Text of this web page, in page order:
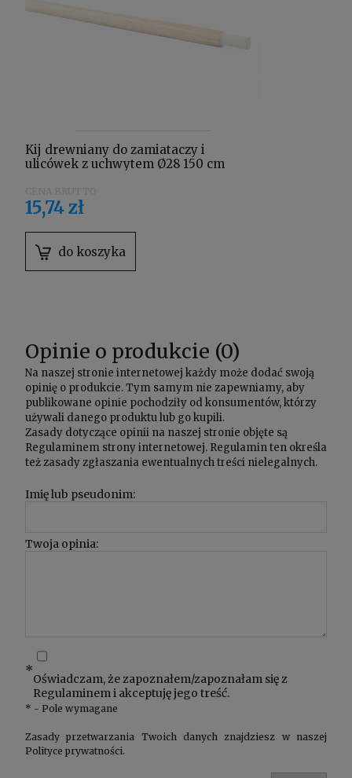
Kij drewniany do zamiataczy i
ulicówek z uchwytem Ø28 150 cm
15,74 zł
do koszyka
Opinie o produkcie (0)
Na naszej stronie internetowej każdy może dodać swoją
opinię o produkcie. Tym samym nie zapewniamy, aby
publikowane opinie pochodziły od konsumentów, którzy
używali danego produktu lub go kupili.
Zasady dotyczące opinii na naszej stronie objęte są
Regulaminem strony internetowej. Regulamin ten określa
też zasady zgłaszania ewentualnych treści nielegalnych.
Imię lub pseudonim:
Twoja opinia:
*
Oświadczam, że zapoznałem/zapoznałam się z
Regulaminemi akceptuję jego treść.
* - Pole wymagane
Zasady przetwarzania Twoich danych znajdziesz w naszej
Polityce prywatności.